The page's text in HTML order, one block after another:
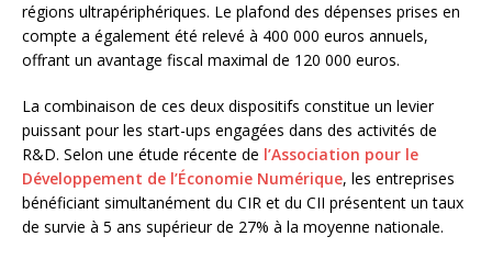
régions ultrapériphériques. Le plafond des dépenses prises en
compte a également été relevé à 400 000 euros annuels,
offrant un avantage fiscal maximal de 120 000 euros.
La combinaison de ces deux dispositifs constitue un levier
puissant pour les start-ups engagées dans des activités de
R&D. Selon une étude récente de l’Association pour le
Développement de l’Économie Numérique, les entreprises
bénéficiant simultanément du CIR et du CII présentent un taux
de survie à 5 ans supérieur de 27% à la moyenne nationale.